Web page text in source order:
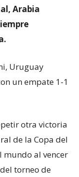
Arabia
Uruguay
un empate 1-1
otra victoria
de la Copa del
mundo al vencer
torneo de